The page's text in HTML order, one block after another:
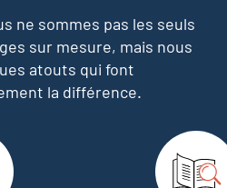
ne sommes pas les seuls
sur mesure, mais nous
atouts qui font
la différence.